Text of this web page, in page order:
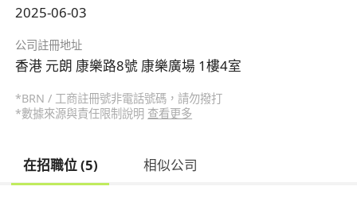
2025-06-03
公司註冊地址
香港 元朗 康樂路8號 康樂廣場 1樓4室
*BRN / 工商註冊號非電話號碼，請勿撥打
*數據來源與責任限制說明 查看更多
在招職位 (5) 相似公司